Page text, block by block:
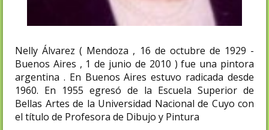
Nelly Álvarez ( Mendoza , 16 de octubre de 1929 -
Buenos Aires , 1 de junio de 2010 ) fue una pintora
argentina . En Buenos Aires estuvo radicada desde
1960. En 1955 egresó de la Escuela Superior de
Bellas Artes de la Universidad Nacional de Cuyo con
el título de Profesora de Dibujo y Pintura